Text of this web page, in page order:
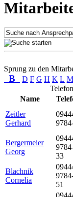
Sprung zu den
B D F G H K L M
Name
Zeitler
Gerhard
Bergermeier
Georg
33
Blachnik
Cornelia
51